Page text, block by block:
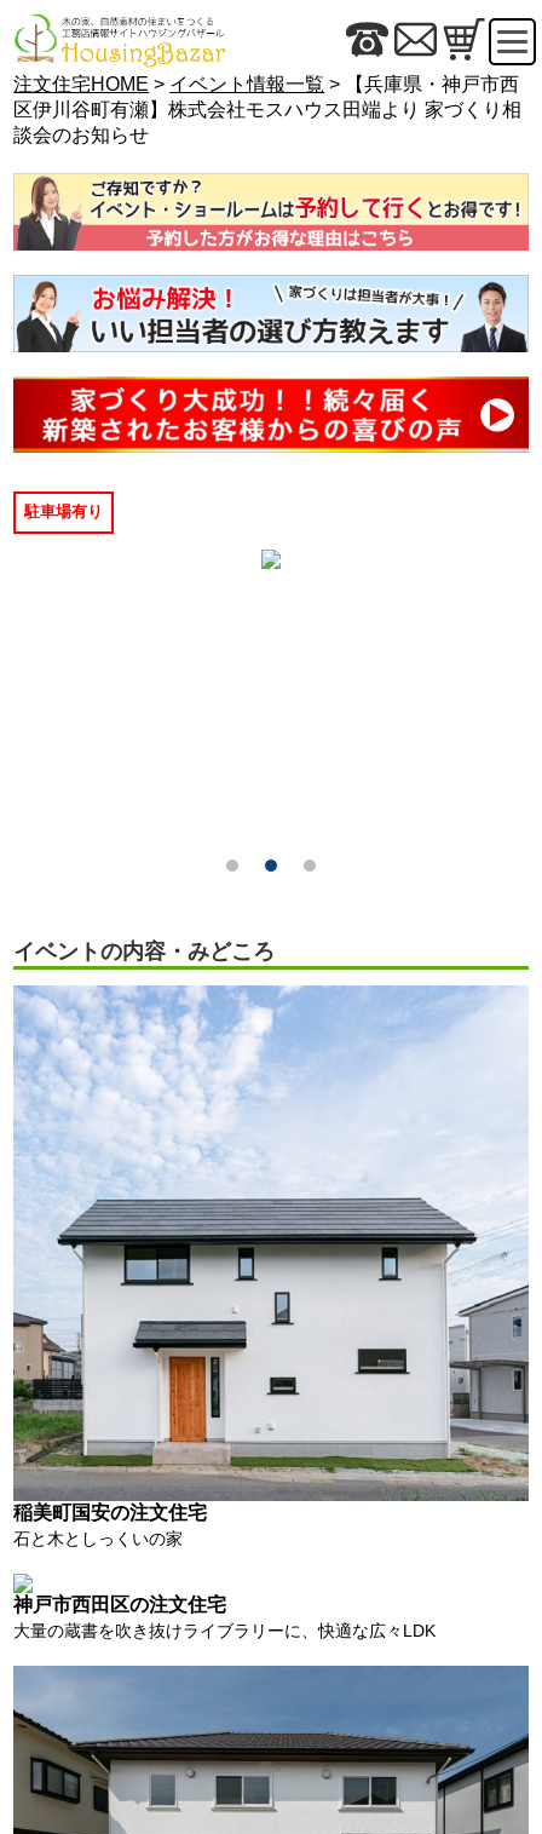
注文住宅HOME > イベント情報一覧 > 【兵庫県・神戸市西
区伊川谷町有瀬】株式会社モスハウス田端より 家づくり相
談会のお知らせ
駐車場有り
イベントの内容・みどころ
稲美町国安の注文住宅
石と木としっくいの家
神戸市西田区の注文住宅
大量の蔵書を吹き抜けライブラリーに、快適な広々LDK